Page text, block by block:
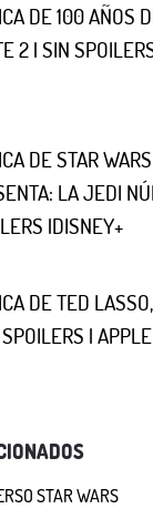
DE 100 AÑOS
2 | SIN
DE STAR
LA JEDI
|DISNEY+
DE TED
|
STAR WARS